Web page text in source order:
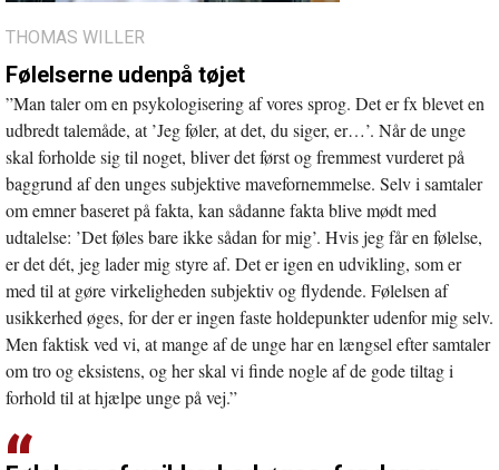
THOMAS WILLER
Følelserne udenpå tøjet
”Man taler om en psykologisering af vores sprog. Det er fx blevet en
udbredt talemåde, at ’Jeg føler, at det, du siger, er…’. Når de unge
skal forholde sig til noget, bliver det først og fremmest vurderet på
baggrund af den unges subjektive mavefornemmelse. Selv i samtaler
om emner baseret på fakta, kan sådanne fakta blive mødt med
udtalelse: ’Det føles bare ikke sådan for mig’. Hvis jeg får en følelse,
er det dét, jeg lader mig styre af. Det er igen en udvikling, som er
med til at gøre virkeligheden subjektiv og flydende. Følelsen af
usikkerhed øges, for der er ingen faste holdepunkter udenfor mig selv.
Men faktisk ved vi, at mange af de unge har en længsel efter samtaler
om tro og eksistens, og her skal vi finde nogle af de gode tiltag i
forhold til at hjælpe unge på vej.”